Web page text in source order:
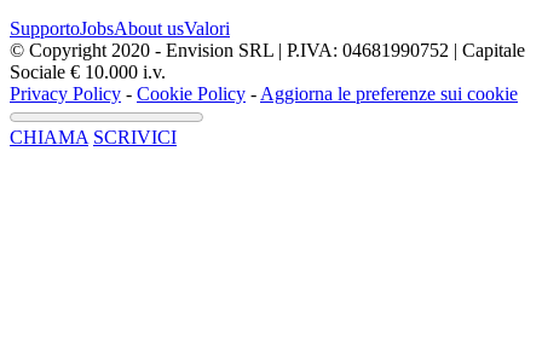
SupportoJobsAbout usValori
© Copyright 2020 - Envision SRL | P.IVA: 04681990752 | Capitale
Sociale € 10.000 i.v.
Privacy Policy - Cookie Policy - Aggiorna le preferenze sui cookie
CHIAMA SCRIVICI